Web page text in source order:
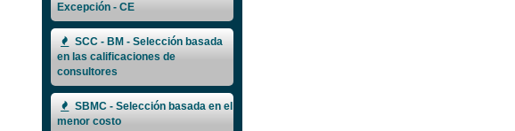
Excepción - CE
SCC - BM - Selección basada
en las calificaciones de
consultores
SBMC - Selección basada en el
menor costo